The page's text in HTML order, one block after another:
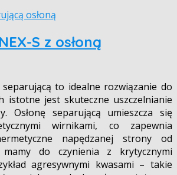
S z osłoną
separującą to idealne rozwiązanie do
istotne jest skuteczne uszczelnianie
Osłonę separującą umieszcza się
wirnikami, co zapewnia
napędzanej strony od
mamy do czynienia z krytycznymi
agresywnymi kwasami – takie